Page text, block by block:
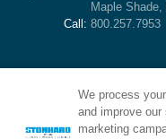
Maple
Call: 800.257.7953
We process
and improve
marketing